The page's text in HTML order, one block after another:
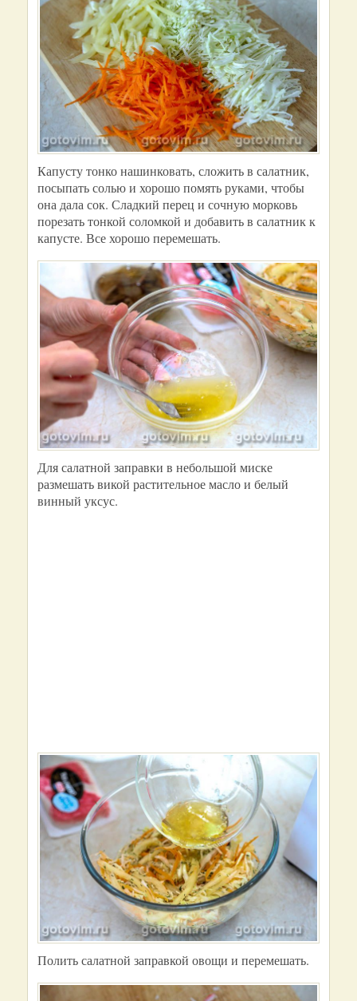
Капусту тонко нашинковать, сложить в салатник,
посыпать солью и хорошо помять руками, чтобы
она дала сок. Сладкий перец и сочную морковь
порезать тонкой соломкой и добавить в салатник к
капусте. Все хорошо перемешать.
Для салатной заправки в небольшой миске
размешать викой растительное масло и белый
винный уксус.
Полить салатной заправкой овощи и перемешать.